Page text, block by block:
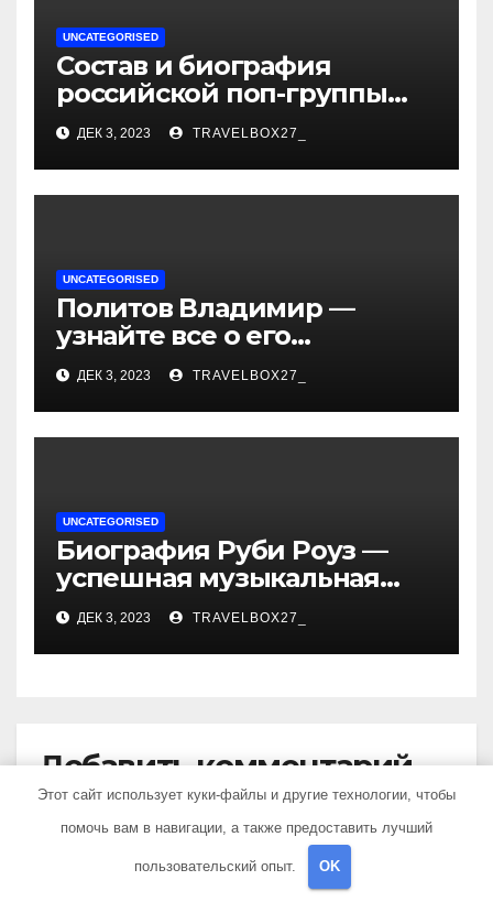
UNCATEGORISED
Состав и биография
российской поп-группы
«Иванушки интернешнл»
— история успеха, музыка
и судьбы участников
ДЕК 3, 2023 TRAVELBOX27_
UNCATEGORISED
Политов Владимир —
узнайте все о его
биографии, возрасте и
впечатляющих
достижениях!
ДЕК 3, 2023 TRAVELBOX27_
UNCATEGORISED
Биография Руби Роуз —
успешная музыкальная
карьера, личная жизнь и
знаковые достижения
ДЕК 3, 2023 TRAVELBOX27_
Добавить комментарий
Для отправки комментария вам необходимо
авторизоваться.
Этот сайт использует куки-файлы и другие технологии, чтобы
помочь вам в навигации, а также предоставить лучший
пользовательский опыт. OK